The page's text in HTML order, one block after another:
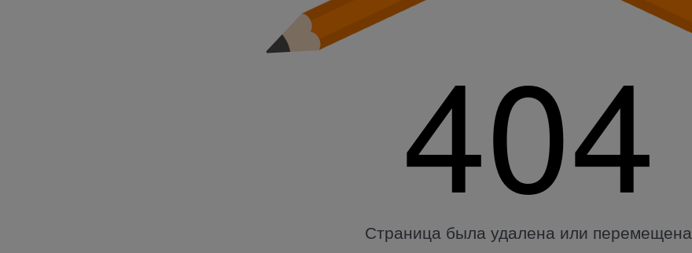
404
Страница была удалена или перемещена